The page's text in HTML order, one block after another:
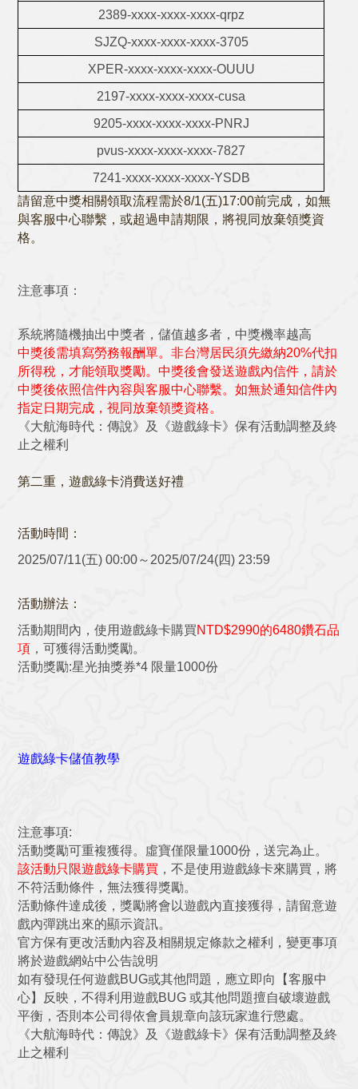
2389-xxxx-xxxx-xxxx-qrpz
SJZQ-xxxx-xxxx-xxxx-3705
XPER-xxxx-xxxx-xxxx-OUUU
2197-xxxx-xxxx-xxxx-cusa
9205-xxxx-xxxx-xxxx-PNRJ
pvus-xxxx-xxxx-xxxx-7827
7241-xxxx-xxxx-xxxx-YSDB
請留意中獎相關領取流程需於8/1(五)17:00前完成，如無
與客服中心聯繫，或超過申請期限，將視同放棄領獎資
格。
注意事項：
系統將隨機抽出中獎者，儲值越多者，中獎機率越高
中獎後需填寫勞務報酬單。非台灣居民須先繳納20%代扣
所得稅，才能領取獎勵。中獎後會發送遊戲內信件，請於
中獎後依照信件內容與客服中心聯繫。如無於通知信件內
指定日期完成，視同放棄領獎資格。
《大航海時代：傳說》及《遊戲綠卡》保有活動調整及終
止之權利
第二重，遊戲綠卡消費送好禮
活動時間：
2025/07/11(五) 00:00～2025/07/24(四) 23:59
活動辦法：
活動期間內，使用遊戲綠卡購買NTD$2990的6480鑽石品
項 ，可獲得活動獎勵。
活動獎勵:星光抽獎券*4 限量1000份
遊戲綠卡儲值教學
注意事項:
活動獎勵可重複獲得。虛寶僅限量1000份，送完為止。
該活動只限遊戲綠卡購買 ，不是使用遊戲綠卡來購買，將
不符活動條件，無法獲得獎勵。
活動條件達成後，獎勵將會以遊戲內直接獲得，請留意遊
戲內彈跳出來的顯示資訊。
官方保有更改活動內容及相關規定條款之權利，變更事項
將於遊戲網站中公告說明
如有發現任何遊戲BUG或其他問題，應立即向【客服中
心】反映，不得利用遊戲BUG 或其他問題擅自破壞遊戲
平衡，否則本公司得依會員規章向該玩家進行懲處。
《大航海時代：傳說》及《遊戲綠卡》保有活動調整及終
止之權利